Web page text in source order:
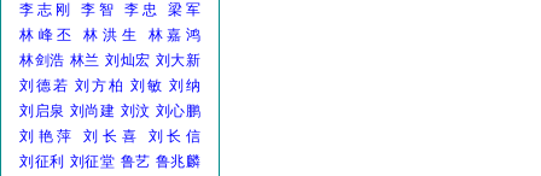
李志刚
李智 李忠
梁军
林峰丕
林洪生
林嘉鸿
林剑浩 林兰 刘灿宏 刘大新
刘德若 刘方柏 刘敏 刘纳
刘启泉 刘尚建 刘汶 刘心鹏
刘艳萍
刘长喜
刘长信
刘征利 刘征堂 鲁艺 鲁兆麟